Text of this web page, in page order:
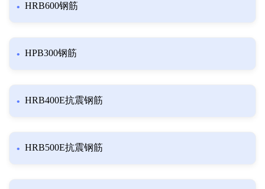
HRB600钢筋
HPB300钢筋
HRB400E抗震钢筋
HRB500E抗震钢筋